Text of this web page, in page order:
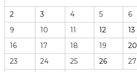
の
実
際
・
ア
ン
2
3 4 5 6
9
10 11 12 13
16
17 18 19 20
23
24 25 26 27